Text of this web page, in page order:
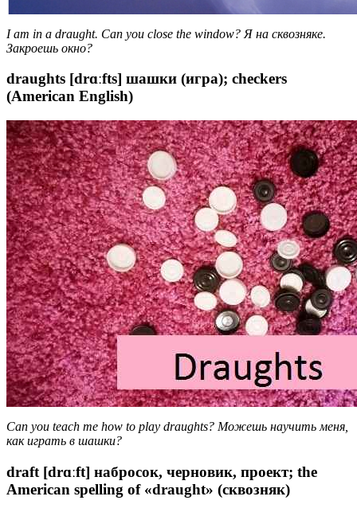
I am in a draught. Can you close the window? Я на сквозняке.
Закроешь окно?
draughts [drɑːfts] шашки (игра); checkers
(American English)
Can you teach me how to play draughts? Можешь научить меня,
как играть в шашки?
draft [drɑːft] набросок, черновик, проект; the
American spelling of «draught» (сквозняк)